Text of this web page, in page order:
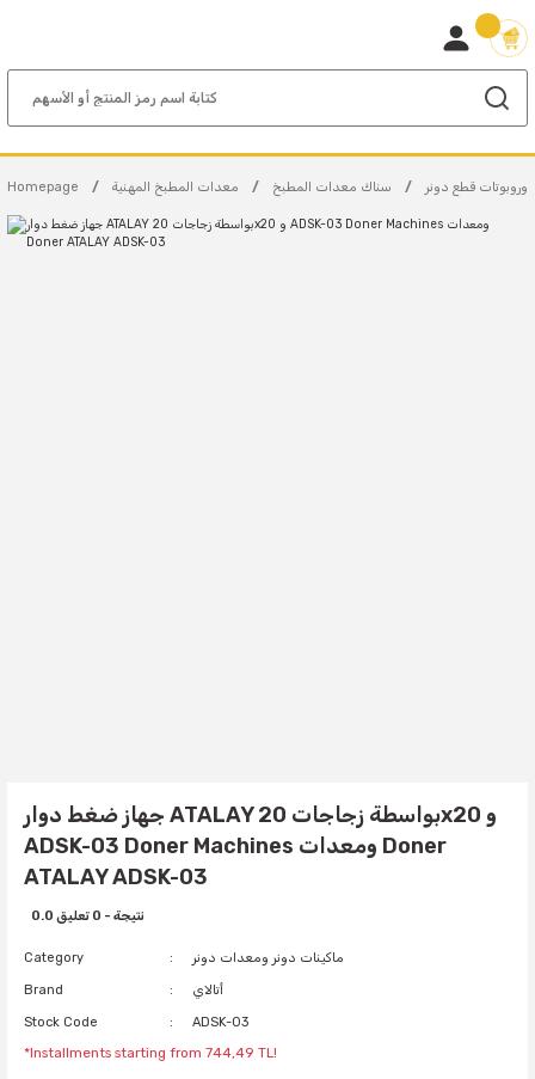
Homepage معدات المطبخ المهنية سناك معدات المطبخ وروبوتات قطع دونر
جهاز ضغط دوار ATALAY بواسطة زجاجات 20x20 و
ADSK-03 Doner Machines ومعدات Doner
ATALAY ADSK-03
0.0 نتيجة - 0 تعليق
Category ماكينات دونر ومعدات دونر
Brand أتالاي
Stock Code ADSK-03
*Installments starting from 744,49 TL!